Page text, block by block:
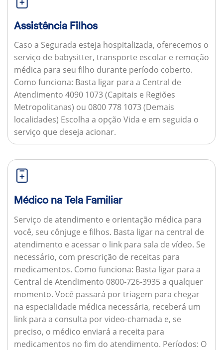
Assistência Filhos
Caso a Segurada esteja hospitalizada, oferecemos o
serviço de babysitter, transporte escolar e remoção
médica para seu filho durante período coberto.
Como funciona: Basta ligar para a Central de
Atendimento 4090 1073 (Capitais e Regiões
Metropolitanas) ou 0800 778 1073 (Demais
localidades) Escolha a opção Vida e em seguida o
serviço que deseja acionar.
Médico na Tela Familiar
Serviço de atendimento e orientação médica para
você, seu cônjuge e filhos. Basta ligar na central de
atendimento e acessar o link para sala de vídeo. Se
necessário, com prescrição de receitas para
medicamentos. Como funciona: Basta ligar para a
Central de Atendimento 0800-726-3935 a qualquer
momento. Você passará por triagem para chegar
na especialidade médica necessária, receberá um
link para a consulta por video-chamada e, se
preciso, o médico enviará a receita para
medicamentos no fim do atendimento. Períodos: O